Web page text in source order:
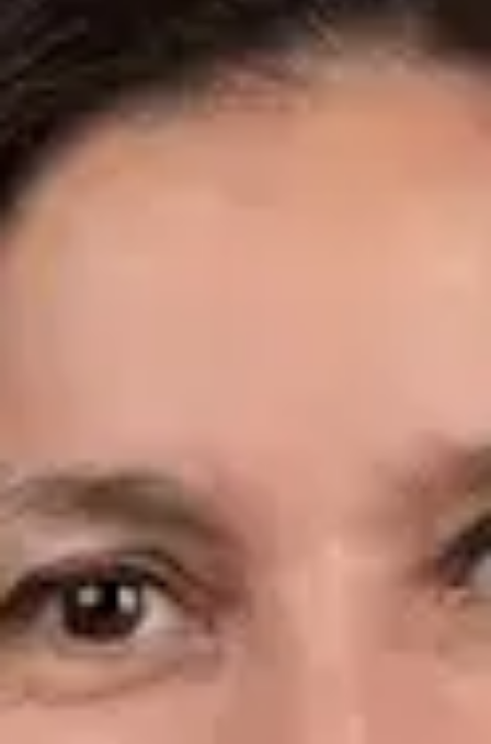
Cardiología Especialista
Dr. Fidel Ernesto Mesa Prado
Registro
CGCOM | 292911355
Dr. Leandro Wang — General Medicine Doctor, Global Health
Spain Dr. Leandro Wang — General Medicine Doctor at Global
Health Spain. Book an online video consultation.
ES
Consulta Diagnostico vascular, Consulta Online Flebologia y
Linfologia
Dr. Leandro Wang